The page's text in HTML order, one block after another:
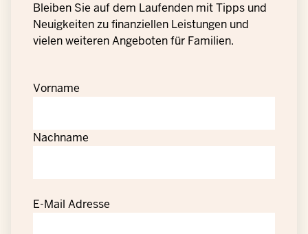
Bleiben Sie auf dem Laufenden mit Tipps und
Neuigkeiten zu finanziellen Leistungen und
vielen weiteren Angeboten für Familien.
Vorname
Nachname
E-Mail Adresse